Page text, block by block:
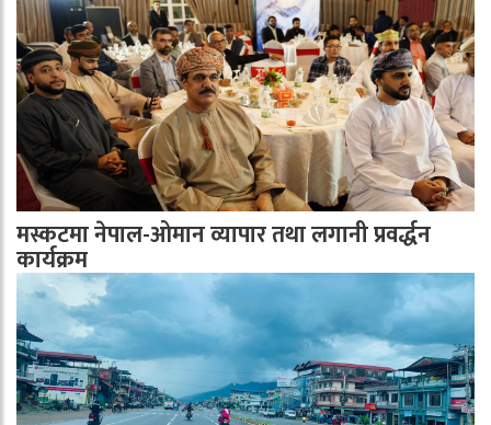
मस्कटमा नेपाल-ओमान व्यापार तथा लगानी प्रवर्द्धन
कार्यक्रम